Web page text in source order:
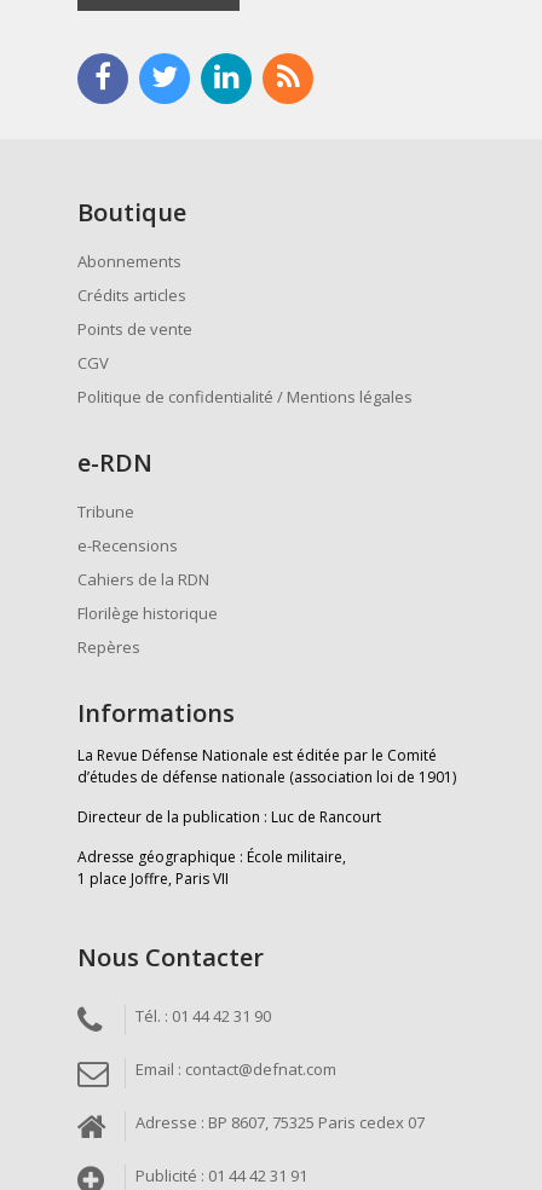
Boutique
Abonnements
Crédits articles
Points de vente
CGV
Politique de confidentialité / Mentions légales
e-RDN
Tribune
e-Recensions
Cahiers de la RDN
Florilège historique
Repères
Informations
La Revue Défense Nationale est éditée par le Comité
d’études de défense nationale (association loi de 1901)
Directeur de la publication : Luc de Rancourt
Adresse géographique : École militaire,
1 place Joffre, Paris VII
Nous Contacter
Tél. : 01 44 42 31 90
Email : contact@defnat.com
Adresse : BP 8607, 75325 Paris cedex 07
Publicité : 01 44 42 31 91